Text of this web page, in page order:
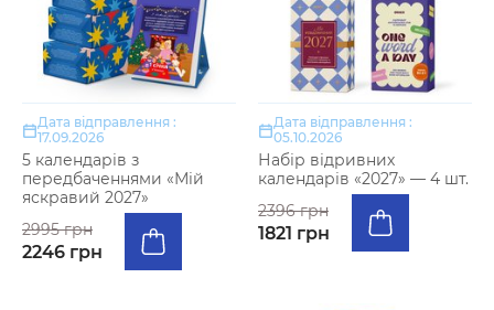
Дата відправлення :
17.09.2026
5 календарів з
передбаченнями «Мій
яскравий 2027»
2995 грн
2246 грн
Дата відправлення :
05.10.2026
Набір відривних
календарів «2027» — 4 шт.
2396 грн
1821 грн